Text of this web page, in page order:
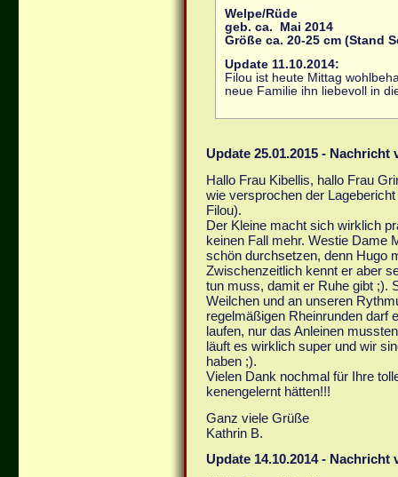
Welpe/Rüde
geb. ca. Mai 2014
Größe ca. 20-25 cm (Stand
Update 11.10.2014:
Filou ist heute Mittag
neue Familie ihn liebevoll in
Update 25.01.2015 -
Hallo Frau Kibellis, hallo Frau
wie versprochen der
Filou).
Der Kleine macht sich wirklich
keinen Fall mehr. Westie Dame
schön durchsetzen, denn Hugo
Zwischenzeitlich kennt er aber
tun muss, damit er Ruhe gibt ;).
Weilchen und an unseren
regelmäßigen Rheinrunden darf
laufen, nur das Anleinen
läuft es wirklich super und wir
haben ;).
Vielen Dank nochmal für Ihre
kenengelernt hätten!!!
Ganz viele Grüße
Kathrin B.
Update 14.10.2014 -